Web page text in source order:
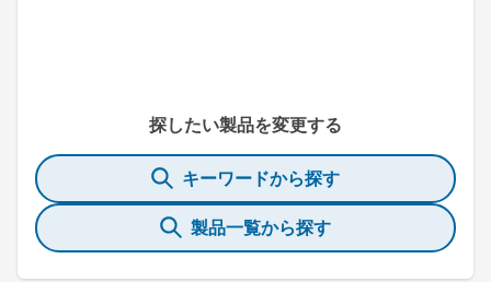
探したい製品を変更する
キーワードから探す
製品一覧から探す